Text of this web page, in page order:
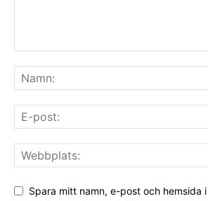
Spara mitt namn, e-post och hemsida